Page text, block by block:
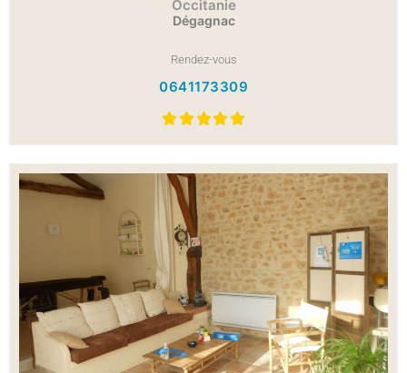
Occitanie
Dégagnac
Rendez-vous
0641173309